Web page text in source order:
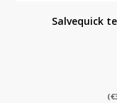
Salvequick
(€